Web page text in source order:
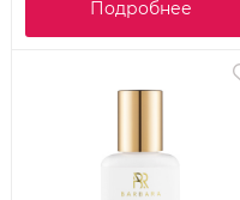
Подробнее